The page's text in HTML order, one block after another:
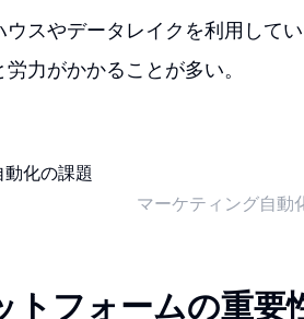
ウスやデータレイクを利用して
力がかかることが多い。
マーケティング自動
トフォームの重要